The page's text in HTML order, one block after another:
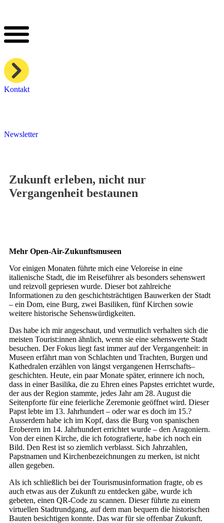
Kontakt
Newsletter
Zukunft erleben, nicht nur
Vergangenheit bestaunen
Mehr Open-Air-Zukunftsmuseen
Vor einigen Monaten führte mich eine Veloreise in eine
italienische Stadt, die im Reiseführer als besonders sehenswert
und reizvoll gepriesen wurde. Dieser bot zahlreiche
Informationen zu den geschichtsträchtigen Bauwerken der Stadt
– ein Dom, eine Burg, zwei Basiliken, fünf Kirchen sowie
weitere historische Sehenswürdigkeiten.
Das habe ich mir angeschaut, und vermutlich verhalten sich die
meisten Tourist:innen ähnlich, wenn sie eine sehenswerte Stadt
besuchen. Der Fokus liegt fast immer auf der Vergangenheit: in
Museen erfährt man von Schlachten und Trachten, Burgen und
Kathedralen erzählen von längst vergangenen Herrschafts–
geschichten. Heute, ein paar Monate später, erinnere ich noch,
dass in einer Basilika, die zu Ehren eines Papstes errichtet wurde,
der aus der Region stammte, jedes Jahr am 28. August die
Seitenpforte für eine feierliche Zeremonie geöffnet wird. Dieser
Papst lebte im 13. Jahrhundert – oder war es doch im 15.?
Ausserdem habe ich im Kopf, dass die Burg von spanischen
Eroberern im 14. Jahrhundert errichtet wurde – den Aragoniern.
Von der einen Kirche, die ich fotografierte, habe ich noch ein
Bild. Den Rest ist so ziemlich verblasst. Sich Jahrzahlen,
Papstnamen und Kirchenbezeichnungen zu merken, ist nicht
allen gegeben.
Als ich schließlich bei der Tourismusinformation fragte, ob es
auch etwas aus der Zukunft zu entdecken gäbe, wurde ich
gebeten, einen QR-Code zu scannen. Dieser führte zu einem
virtuellen Stadtrundgang, auf dem man bequem die historischen
Bauten besichtigen konnte. Das war für sie offenbar Zukunft.